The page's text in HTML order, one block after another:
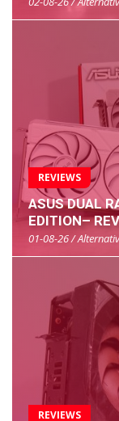
REVIEWS
ASUS DUAL
EDITION–
01-08-26 /
REVIEWS